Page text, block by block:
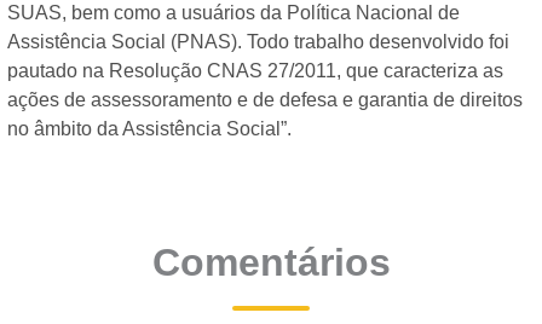
SUAS, bem como a usuários da Política Nacional de
Assistência Social (PNAS). Todo trabalho desenvolvido foi
pautado na Resolução CNAS 27/2011, que caracteriza as
ações de assessoramento e de defesa e garantia de direitos
no âmbito da Assistência Social”.
Comentários